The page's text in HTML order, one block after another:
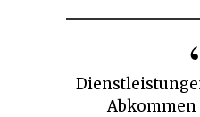
Dienstleistungen werden in dem